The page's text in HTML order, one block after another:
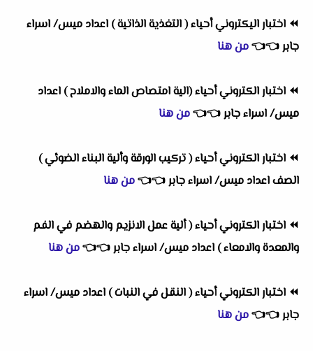
⏪ اختبار اليكتروني أحياء ( التغذية الذاتية ) اعداد ميس/ اسراء
جابر👈
👈من هنا
⏪ اختبار الكتروني أحياء (الية امتصاص الماء والاملاح ) اعداد
ميس/ اسراء جابر👈
👈من هنا
⏪ اختبار الكتروني أحياء ( تركيب الورقة وألية البناء الضوئي )
الصف اعداد ميس/ اسراء جابر👈
👈من هنا
⏪ اختبار الكتروني أحياء ( ألية عمل الانزيم والهضم في الفم
والمعدة والامعاء ) اعداد ميس/ اسراء جابر👈
👈من هنا
⏪ اختبار الكتروني أحياء ( النقل في النبات ) اعداد ميس/ اسراء
جابر👈
👈من هنا